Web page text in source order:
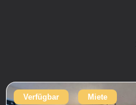
Verfügbar Miete